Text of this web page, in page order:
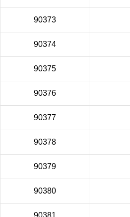
90373
90374
90375
90376
90377
90378
90379
90380
90381